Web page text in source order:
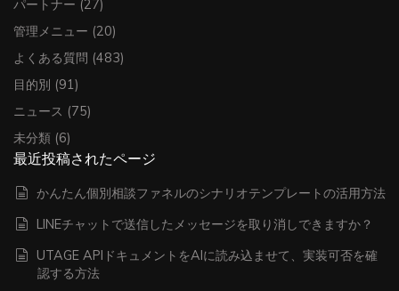
パートナー (27)
管理メニュー (20)
よくある質問 (483)
目的別 (91)
ニュース (75)
未分類 (6)
最近投稿されたページ
かんたん個別相談ファネルのシナリオテンプレートの活用方法
LINEチャットで送信したメッセージを取り消しできますか？
UTAGE APIドキュメントをAIに読み込ませて、実装可否を確
認する方法